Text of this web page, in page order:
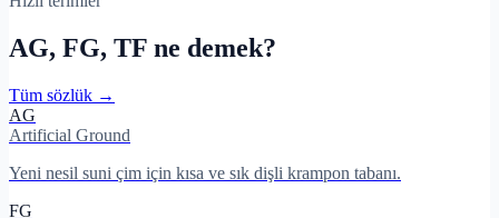
AG, FG, TF ne demek?
Tüm sözlük →
AG
Artificial Ground
Yeni nesil suni çim için kısa ve sık dişli krampon tabanı.
FG